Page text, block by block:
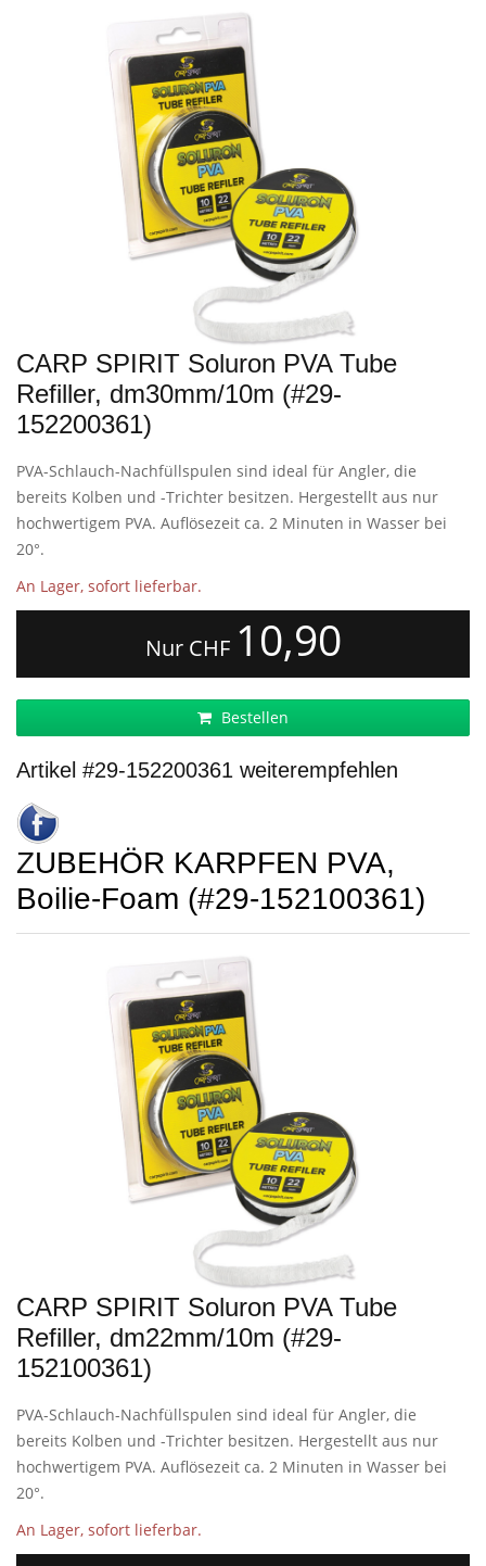
CARP SPIRIT Soluron PVA Tube
Refiller, dm30mm/10m (#29-
152200361)
PVA-Schlauch-Nachfüllspulen sind ideal für Angler, die
bereits Kolben und -Trichter besitzen. Hergestellt aus nur
hochwertigem PVA. Auflösezeit ca. 2 Minuten in Wasser bei
20°.
An Lager, sofort lieferbar.
Nur CHF 10,90
Bestellen
Artikel #29-152200361 weiterempfehlen
ZUBEHÖR KARPFEN PVA,
Boilie-Foam (#29-152100361)
CARP SPIRIT Soluron PVA Tube
Refiller, dm22mm/10m (#29-
152100361)
PVA-Schlauch-Nachfüllspulen sind ideal für Angler, die
bereits Kolben und -Trichter besitzen. Hergestellt aus nur
hochwertigem PVA. Auflösezeit ca. 2 Minuten in Wasser bei
20°.
An Lager, sofort lieferbar.